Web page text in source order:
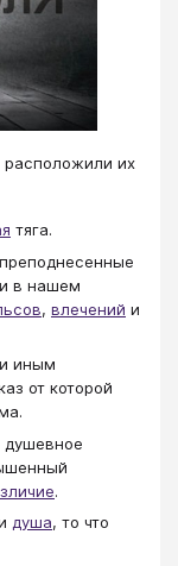
расположили их
тяга.
в нашем
, влечений и
иным
от которой
душевное
.
душа, то что